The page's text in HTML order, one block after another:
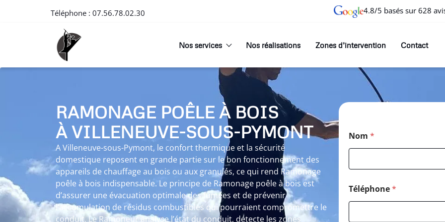
Téléphone : 07.56.78.02.30 4.8/5 basés sur 628
Nos services Nos réalisations Zones d’intervention Contact
RAMONAGE POÊLE À BOIS
À VILLENEUVE-SOUS-PYMONT
A Villeneuve-sous-Pymont, le confort thermique et la sécurité
domestique reposent en grande partie sur le bon fonctionnement des
appareils de chauffage au bois ou aux granulés, ce qui rend Ramonage
poêle à bois indispensable. Le principe de Ramonage poêle à bois est
d’assurer une évacuation optimale des fumées et de prévenir
l’accumulation de résidus combustibles qui pourraient compromettre le
conduit. Le Ramoneur analyse l’état du conduit, détecte les zones
Nom *
Téléphone*